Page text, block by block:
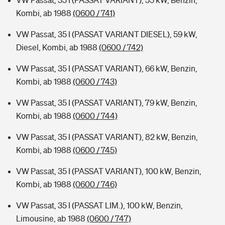
Kombi, ab 1988 (0600 / 741)
VW Passat, 35 I (PASSAT VARIANT DIESEL), 59 kW,
Diesel, Kombi, ab 1988 (0600 / 742)
VW Passat, 35 I (PASSAT VARIANT), 66 kW, Benzin,
Kombi, ab 1988 (0600 / 743)
VW Passat, 35 I (PASSAT VARIANT), 79 kW, Benzin,
Kombi, ab 1988 (0600 / 744)
VW Passat, 35 I (PASSAT VARIANT), 82 kW, Benzin,
Kombi, ab 1988 (0600 / 745)
VW Passat, 35 I (PASSAT VARIANT), 100 kW, Benzin,
Kombi, ab 1988 (0600 / 746)
VW Passat, 35 I (PASSAT LIM.), 100 kW, Benzin,
Limousine, ab 1988 (0600 / 747)